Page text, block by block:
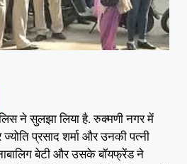
ने सुलझा लिया है. रुक्मणी नगर में
प्रसाद शर्मा और उनकी पत्नी
बेटी और उसके बॉयफ्रेंड ने